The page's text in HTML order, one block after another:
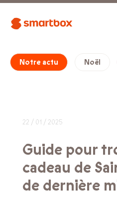
Notre actu Noël
22 / 01 / 2025
Guide pour
cadeau de
de dernière